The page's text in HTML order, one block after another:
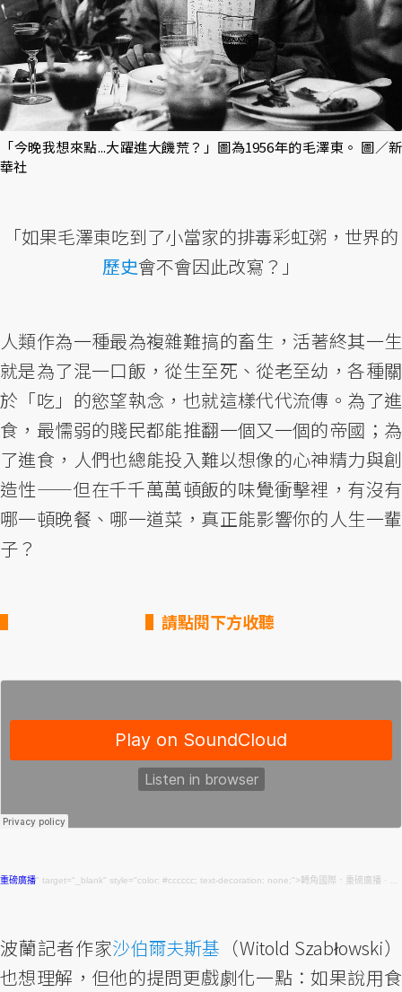
「今晚我想來點...大躍進大饑荒？」圖為1956年的毛澤東。 圖／新
華社
「如果毛澤東吃到了小當家的排毒彩虹粥，世界的
歷史會不會因此改寫？」
人類作為一種最為複雜難搞的畜生，活著終其一生
就是為了混一口飯，從生至死、從老至幼，各種關
於「吃」的慾望執念，也就這樣代代流傳。為了進
食，最懦弱的賤民都能推翻一個又一個的帝國；為
了進食，人們也總能投入難以想像的心神精力與創
造性——但在千千萬萬頓飯的味覺衝擊裡，有沒有
哪一頓晚餐、哪一道菜，真正能影響你的人生一輩
子？
▌請點閱下方收聽
重磅廣播" target="_blank" style="color: #cccccc; text-decoration: none;">轉角國際．重磅廣播 · 重
波蘭記者作家沙伯爾夫斯基 （Witold Szabłowski）
也想理解，但他的提問更戲劇化一點：如果說用食